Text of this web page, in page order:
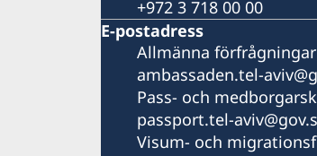
+972 3 718 00 00
E-postadress
Allmänna förfrågningar
ambassaden.tel-
Pass- och
passport.tel-
Visum- och